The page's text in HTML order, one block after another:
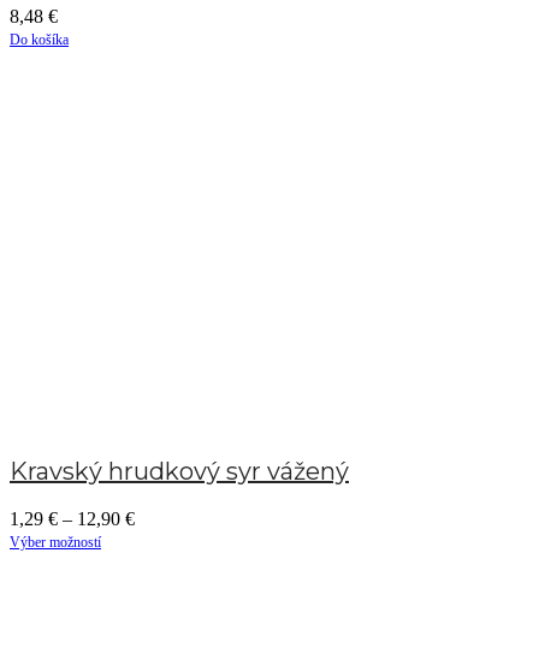
8,48 €
Do košíka
Kravský hrudkový syr vážený
1,29 € – 12,90 €
Výber možností